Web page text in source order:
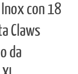
Inox con 18
Claws
da